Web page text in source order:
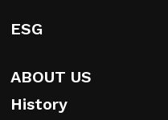
ESG
ABOUT US
History